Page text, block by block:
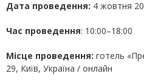
Дата проведення: 4 жовтня
Час проведення: 10:00–18:00
Місце проведення: готель
29, Київ, Україна / онлайн